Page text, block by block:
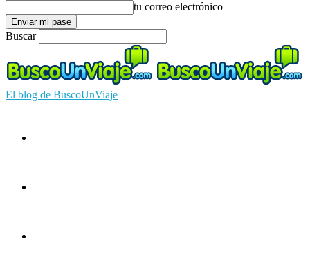
tu correo electrónico
Buscar
El blog de BuscoUnViaje